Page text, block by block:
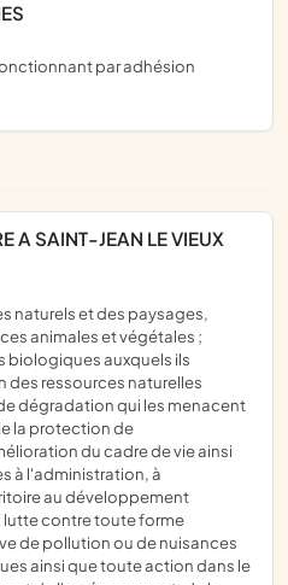
animales et végétales ;
biologiques auxquels ils
ressources naturelles
dégradation qui les menacent
la protection de
du cadre de vie ainsi
à l'administration, à
au développement
contre toute forme
de pollution ou de nuisances
ainsi que toute action dans le